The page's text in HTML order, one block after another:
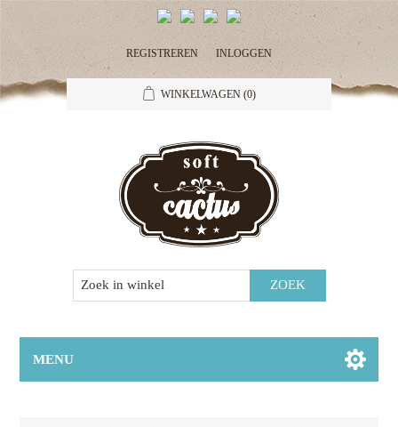
REGISTREREN INLOGGEN
WINKELWAGEN (0)
MENU